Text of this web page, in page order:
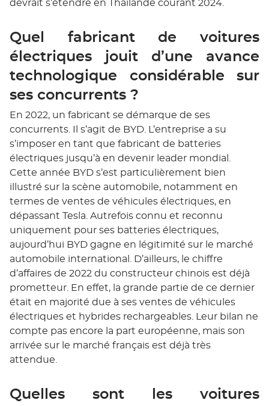
devrait s’étendre en Thaïlande courant 2024.
Quel fabricant de voitures
électriques jouit d’une avance
technologique considérable sur
ses concurrents ?
En 2022, un fabricant se démarque de ses
concurrents. Il s’agit de BYD. L’entreprise a su
s’imposer en tant que fabricant de batteries
électriques jusqu’à en devenir leader mondial.
Cette année BYD s’est particulièrement bien
illustré sur la scène automobile, notamment en
termes de ventes de véhicules électriques, en
dépassant Tesla. Autrefois connu et reconnu
uniquement pour ses batteries électriques,
aujourd’hui BYD gagne en légitimité sur le marché
automobile international. D’ailleurs, le chiffre
d’affaires de 2022 du constructeur chinois est déjà
prometteur. En effet, la grande partie de ce dernier
était en majorité due à ses ventes de véhicules
électriques et hybrides rechargeables. Leur bilan ne
compte pas encore la part européenne, mais son
arrivée sur le marché français est déjà très
attendue.
Quelles sont les voitures